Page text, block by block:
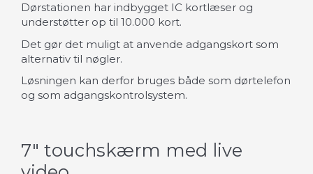
Dørstationen har indbygget IC kortlæser og
understøtter op til 10.000 kort.
Det gør det muligt at anvende adgangskort som
alternativ til nøgler.
Løsningen kan derfor bruges både som dørtelefon
og som adgangskontrolsystem.
7" touchskærm med live